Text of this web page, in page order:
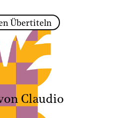
Zum Footer springen
Übertiteln
Claudio